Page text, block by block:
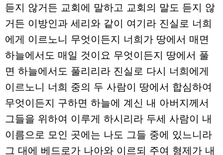
듣지 않거든 교회에 말하고 교회의 말도 듣지 않
거든 이방인과 세리와 같이 여기라 진실로 너희
에게 이르노니 무엇이든지 너희가 땅에서 매면
하늘에서도 매일 것이요 무엇이든지 땅에서 풀
면 하늘에서도 풀리리라 진실로 다시 너희에게
이르노니 너희 중의 두 사람이 땅에서 합심하여
무엇이든지 구하면 하늘에 계신 내 아버지께서
그들을 위하여 이루게 하시리라 두세 사람이 내
이름으로 모인 곳에는 나도 그들 중에 있느니라
그 대에 베드로가 나아와 이르되 주여 형제가 내